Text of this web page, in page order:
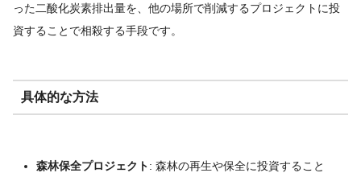
った二酸化炭素排出量を、他の場所で削減するプロジェクトに投
資することで相殺する手段です。
具体的な方法
森林保全プロジェクト: 森林の再生や保全に投資すること